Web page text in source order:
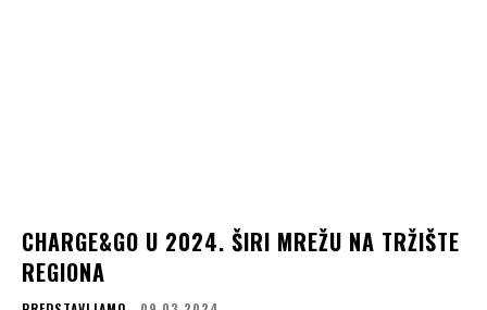
CHARGE&GO U 2024. ŠIRI MREŽU NA TRŽIŠTE
REGIONA